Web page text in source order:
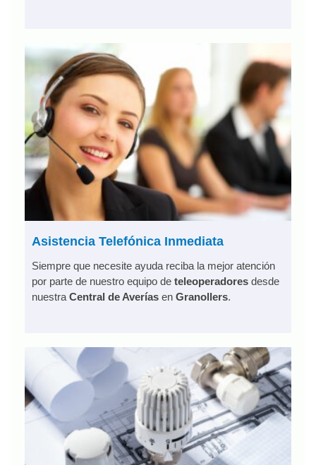
Asistencia Telefónica Inmediata
Siempre que necesite ayuda reciba la mejor atención
por parte de nuestro equipo de teleoperadores desde
nuestra Central de Averías en Granollers.